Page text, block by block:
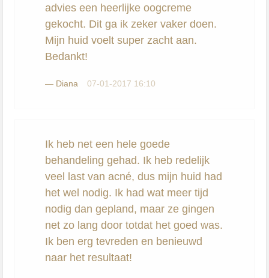
advies een heerlijke oogcreme
gekocht. Dit ga ik zeker vaker doen.
Mijn huid voelt super zacht aan.
Bedankt!
— Diana 07-01-2017 16:10
Ik heb net een hele goede
behandeling gehad. Ik heb redelijk
veel last van acné, dus mijn huid had
het wel nodig. Ik had wat meer tijd
nodig dan gepland, maar ze gingen
net zo lang door totdat het goed was.
Ik ben erg tevreden en benieuwd
naar het resultaat!